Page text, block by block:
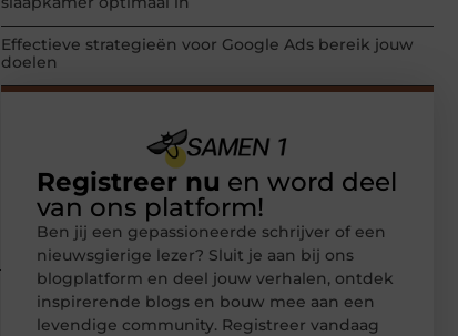
Effectieve strategieën voor Google Ads bereik jouw
doelen
Registreer nu en word deel
van ons platform!
Ben jij een gepassioneerde schrijver of een
nieuwsgierige lezer? Sluit je aan bij ons
blogplatform en deel jouw verhalen, ontdek
inspirerende blogs en bouw mee aan een
levendige community. Registreer vandaag